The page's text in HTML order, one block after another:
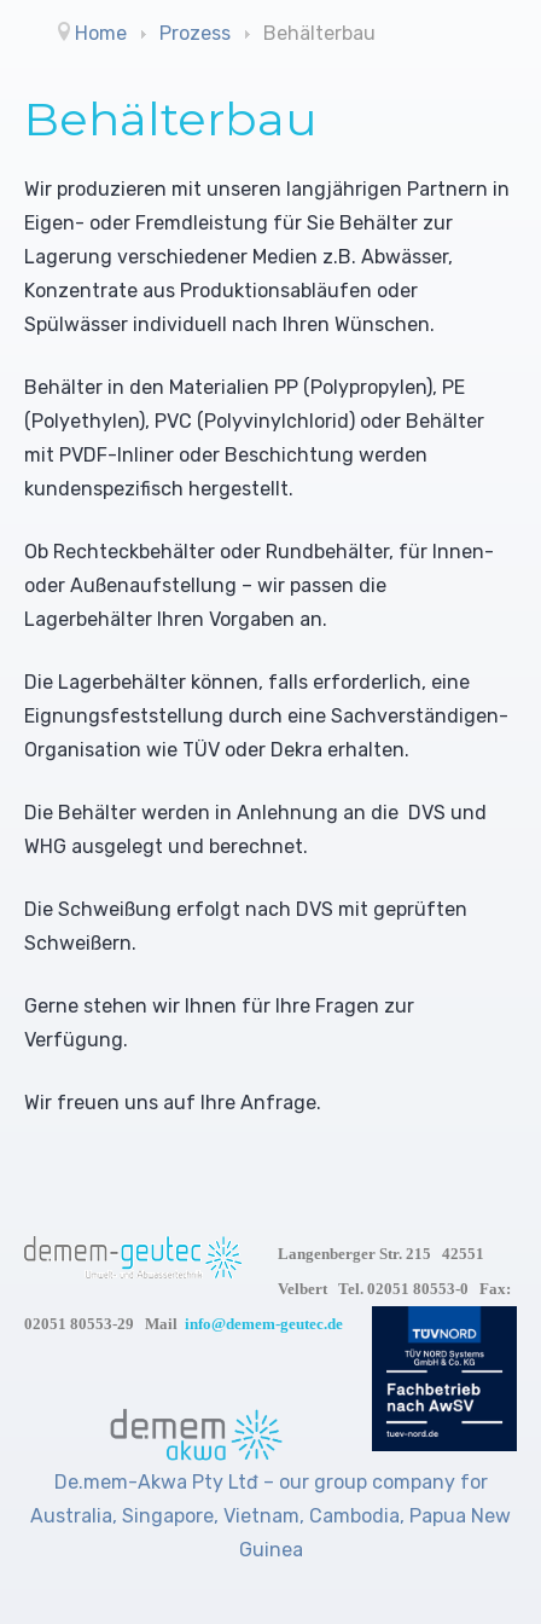
Home Prozess Behälterbau
Behälterbau
Wir produzieren mit unseren langjährigen Partnern in
Eigen- oder Fremdleistung für Sie Behälter zur
Lagerung verschiedener Medien z.B. Abwässer,
Konzentrate aus Produktionsabläufen oder
Spülwässer individuell nach Ihren Wünschen.
Behälter in den Materialien PP (Polypropylen), PE
(Polyethylen), PVC (Polyvinylchlorid) oder Behälter
mit PVDF-Inliner oder Beschichtung werden
kundenspezifisch hergestellt.
Ob Rechteckbehälter oder Rundbehälter, für Innen-
oder Außenaufstellung – wir passen die
Lagerbehälter Ihren Vorgaben an.
Die Lagerbehälter können, falls erforderlich, eine
Eignungsfeststellung durch eine Sachverständigen-
Organisation wie TÜV oder Dekra erhalten.
Die Behälter werden in Anlehnung an die DVS und
WHG ausgelegt und berechnet.
Die Schweißung erfolgt nach DVS mit geprüften
Schweißern.
Gerne stehen wir Ihnen für Ihre Fragen zur
Verfügung.
Wir freuen uns auf Ihre Anfrage.
Langenberger Str. 215 42551
Velbert Tel. 02051 80553-0 Fax:
02051 80553-29 Mail info@demem-geutec.de
De.mem-Akwa Pty Ltđ – our group company for
Australia, Singapore, Vietnam, Cambodia, Papua New
Guinea
Reinigungsmittel (UO)
Biozide
Trommelbandfilter
Mischdüsensysteme ohne Luft
Sonderlösungen
Leitwertmessungen
Rührwerke
Pumpen